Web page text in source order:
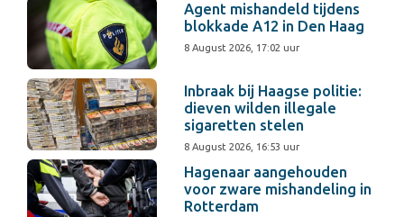
Agent mishandeld tijdens
blokkade A12 in Den Haag
8 August 2026, 17:02 uur
Inbraak bij Haagse politie:
dieven wilden illegale
sigaretten stelen
8 August 2026, 16:53 uur
Hagenaar aangehouden
voor zware mishandeling in
Rotterdam